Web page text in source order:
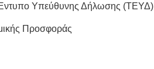
Υπεύθυνης Δήλωσης (TEΥΔ)
Προσφοράς